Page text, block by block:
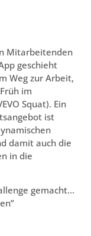
Mitarbeitenden
geschieht
Weg zur Arbeit,
im
Squat). Ein
ist
damit auch die
in die
gemacht…